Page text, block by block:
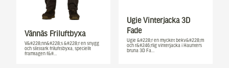
Vännäs Friluftbyxa
V&#228;nn&#228;s &#228;r en snygg
och slitstark friluftsbyxa, speciellt
framtagen f&#…
Ugie Vinterjacka 3D
Fade
Ugie &#228;r en mycket bekv&#228;m
och r&#246;rlig vinterjacka i Haunters
bruna 3D Fa…